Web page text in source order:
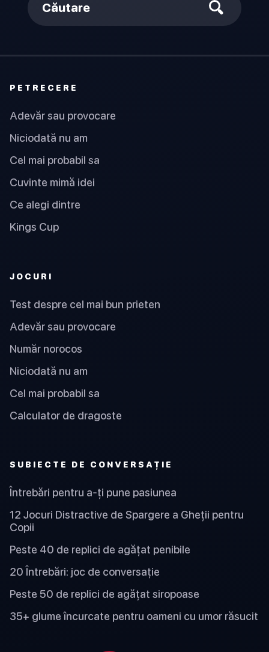
Căutare
PETRECERE
Adevăr sau provocare
Niciodată nu am
Cel mai probabil sa
Cuvinte mimă idei
Ce alegi dintre
Kings Cup
JOCURI
Test despre cel mai bun prieten
Adevăr sau provocare
Număr norocos
Niciodată nu am
Cel mai probabil sa
Calculator de dragoste
SUBIECTE DE CONVERSAȚIE
Întrebări pentru a-ți pune pasiunea
12 Jocuri Distractive de Spargere a Gheții pentru
Copii
Peste 40 de replici de agățat penibile
20 Întrebări: joc de conversație
Peste 50 de replici de agățat siropoase
35+ glume încurcate pentru oameni cu umor răsucit